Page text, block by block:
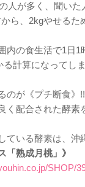
人が多く、聞いた
ら、2kgやせるた
内の食生活で1日
計算になってしま
のが《プチ断食》!!
く配合された酵素
ている酵素は、沖
「熟成月桃」》
SHOP/